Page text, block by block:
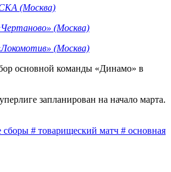
(Москва)
(Москва)
(Москва)
запланирован на начало марта.
сборы # товарищеский матч # основная